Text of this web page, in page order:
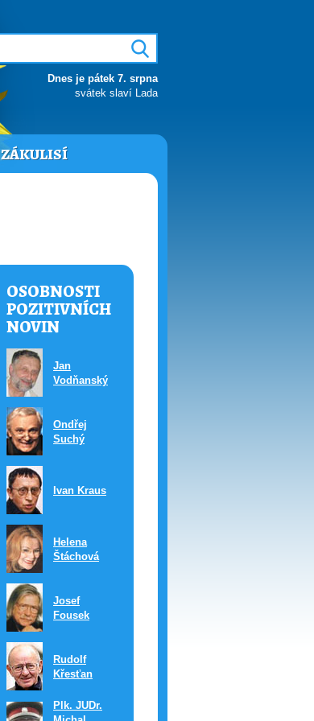
Dnes je pátek 7. srpna
svátek slaví Lada
ZÁKULISÍ
OSOBNOSTI
POZITIVNÍCH
NOVIN
Jan
Vodňanský
Ondřej
Suchý
Ivan Kraus
Helena
Štáchová
Josef
Fousek
Rudolf
Křesťan
Plk. JUDr.